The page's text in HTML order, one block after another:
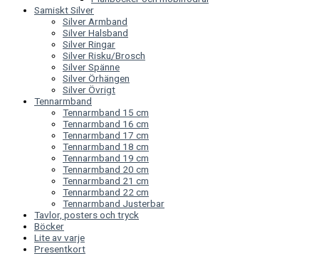
Samiskt Silver
Silver Armband
Silver Halsband
Silver Ringar
Silver Risku/Brosch
Silver Spänne
Silver Örhängen
Silver Övrigt
Tennarmband
Tennarmband 15 cm
Tennarmband 16 cm
Tennarmband 17 cm
Tennarmband 18 cm
Tennarmband 19 cm
Tennarmband 20 cm
Tennarmband 21 cm
Tennarmband 22 cm
Tennarmband Justerbar
Tavlor, posters och tryck
Böcker
Lite av varje
Presentkort